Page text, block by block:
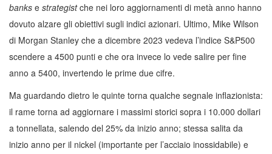
banks e strategistche nei loro aggiornamenti di metà anno hanno
dovuto alzare gli obiettivi sugli indici azionari. Ultimo, Mike Wilson
di Morgan Stanley che a dicembre 2023 vedeva l’indice S&P500
scendere a 4500 punti e che ora invece lo vede salire per fine
anno a 5400, invertendo le prime due cifre.
Ma guardando dietro le quinte torna qualche segnale inflazionista:
il rame torna ad aggiornare i massimi storici sopra i 10.000 dollari
a tonnellata, salendo del 25% da inizio anno; stessa salita da
inizio anno per il nickel (importante per l’acciaio inossidabile) e